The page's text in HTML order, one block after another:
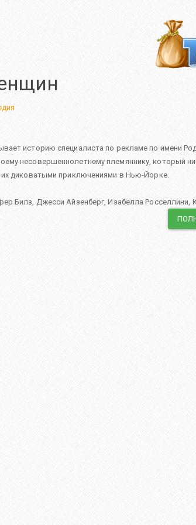
историю специалиста по рекламе по имени
несовершеннолетнему племяннику, который
их диковатыми приключениями в Нью-Йорке.
Билз, Джесси Айзенберг,Изабелла Росселлини,